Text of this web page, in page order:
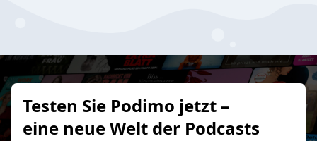
Testen Sie Podimo jetzt –
eine neue Welt der Podcasts